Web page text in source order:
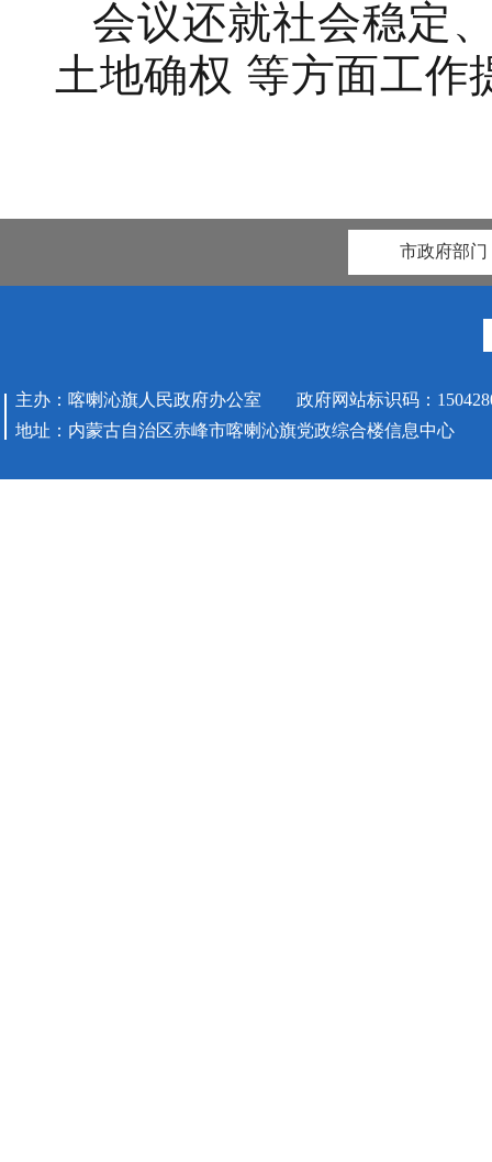
会议还就社会稳定
土地确权 等方面工作
市政府部门
主办：喀喇沁旗人民政府办公室 政府网站标识码：
地址：内蒙古自治区赤峰市喀喇沁旗党政综合楼信息中心